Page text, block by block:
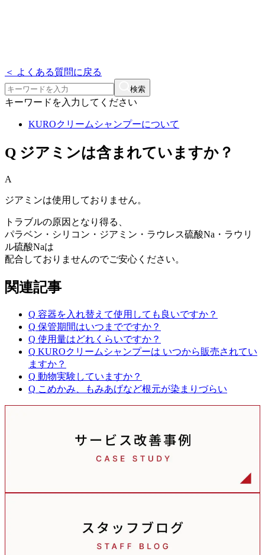
＜ よくある質問に戻る
検索
キーワードを入力してください
KUROクリームシャンプーについて
Q ジアミンは含まれていますか？
A
ジアミンは使用しておりません。
トラブルの原因となり得る、
パラベン・シリコン・ジアミン・ラウレス硫酸Na・ラウリ
ル硫酸Naは
配合しておりませんのでご安心ください。
関連記事
Q 容器を入れ替えて使用しても良いですか？
Q 保管期間はいつまでですか？
Q 使用量はどれくらいですか？
Q KUROクリームシャンプーは いつから販売されてい
ますか？
Q 動物実験していますか？
Q こめかみ、もみあげなど根元が染まりづらい